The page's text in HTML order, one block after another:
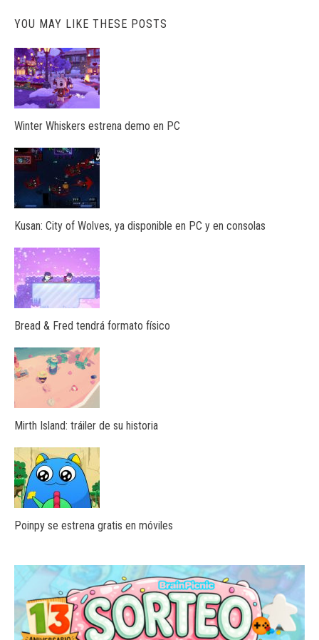
YOU MAY LIKE THESE POSTS
Winter Whiskers estrena demo en PC
Kusan: City of Wolves, ya disponible en PC y en consolas
Bread & Fred tendrá formato físico
Mirth Island: tráiler de su historia
Poinpy se estrena gratis en móviles